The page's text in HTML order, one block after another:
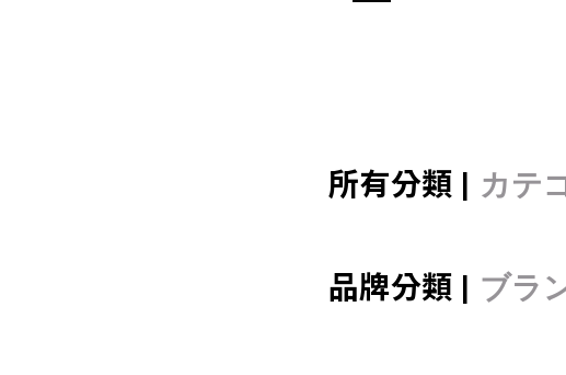
所有分類 | カテ
品牌分類 | ブラ